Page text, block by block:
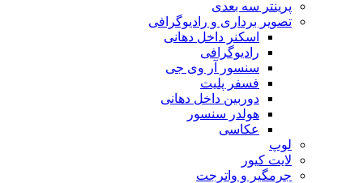
پرینتر سه بعدی
تصویر برداری و رادیوگرافی
اسکنر داخل دهانی
رادیوگرافی
سنسور آر وی جی
فسفر پلیت
دوربین داخل دهانی
هولدر سنسور
عکاسی
لوپ
لایت کیور
جرمگیر و واترجت